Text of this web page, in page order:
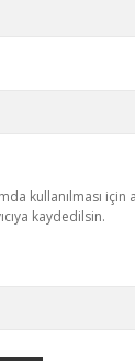
kullanılması için
kaydedilsin.